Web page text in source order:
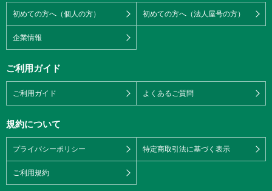
初めての方へ（個人の方） 初めての方へ（法人屋号の方）
企業情報
ご利用ガイド
ご利用ガイド よくあるご質問
規約について
プライバシーポリシー 特定商取引法に基づく表示
ご利用規約